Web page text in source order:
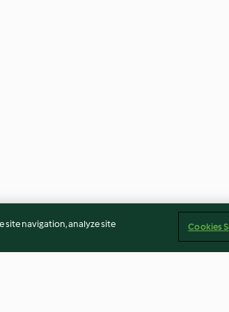
site navigation, analyze site
Cookies